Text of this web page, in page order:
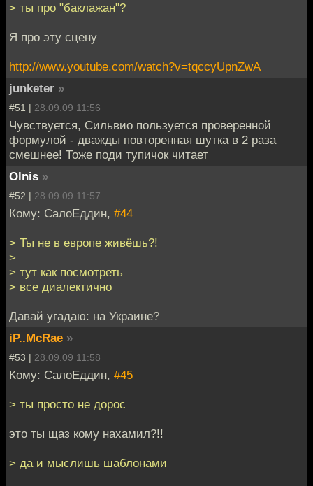
> ты про "баклажан"?
Я про эту сцену
http://www.youtube.com/watch?v=tqccyUpnZwA
junketer »
#51 | 28.09.09 11:56
Чувствуется, Сильвио пользуется проверенной
формулой - дважды повторенная шутка в 2 раза
смешнее! Тоже поди тупичок читает
Olnis »
#52 | 28.09.09 11:57
Кому: СалоЕддин, #44
> Ты не в европе живёшь?!
>
> тут как посмотреть
> все диалектично
Давай угадаю: на Украине?
iP..McRae »
#53 | 28.09.09 11:58
Кому: СалоЕддин, #45
> ты просто не дорос
это ты щаз кому нахамил?!!
> да и мыслишь шаблонами